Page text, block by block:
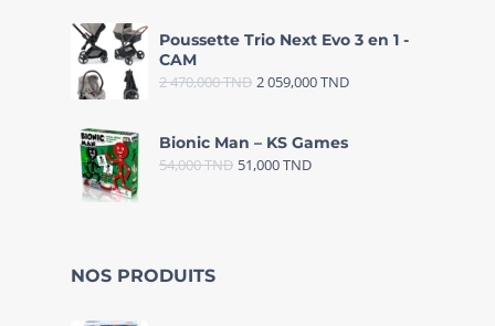
Poussette Trio Next Evo 3 en 1 -
CAM
2 470,000TND 2 059,000TND
Bionic Man – KS Games
54,000TND 51,000TND
NOS PRODUITS